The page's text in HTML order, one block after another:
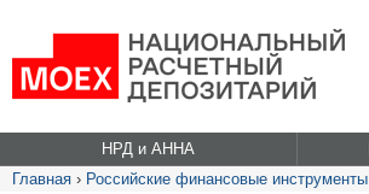
НРД и АННА
Главная › Российские финансовые инструменты